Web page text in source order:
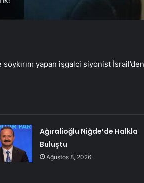
yapan işgalci siyonist İsrail’den
Ağıralioğlu Niğde’de Halkla
Buluştu
Ağustos 8, 2026